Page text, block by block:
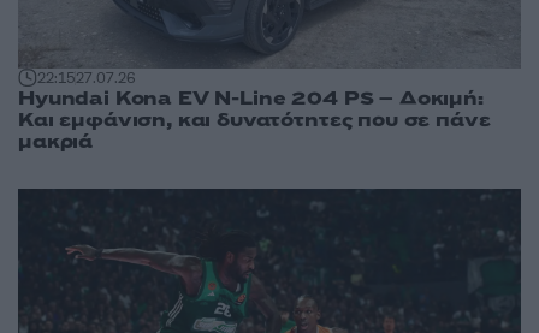
22:1527.07.26
Hyundai Kona EV Ν-Line 204 PS – Δοκιμή:
Και εμφάνιση, και δυνατότητες που σε πάνε
μακριά